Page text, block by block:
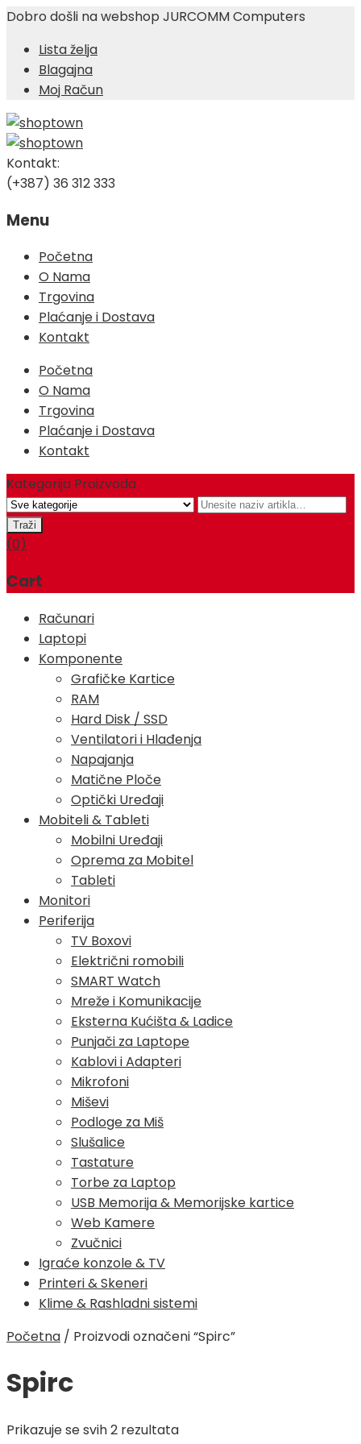
Dobro došli na webshop JURCOMM Computers
Lista želja
Blagajna
Moj Račun
Kontakt:
(+387) 36 312 333
Menu
Skip
content
Početna
O Nama
Trgovina
Plaćanje i Dostava
Kontakt
Početna
O Nama
Trgovina
Plaćanje i Dostava
Kontakt
Kategorija Proizvoda
(0)
Cart
Računari
Laptopi
Komponente
Grafičke Kartice
RAM
Hard Disk / SSD
Ventilatori i Hlađenja
Napajanja
Matične Ploče
Optički Uređaji
Mobiteli & Tableti
Mobilni Uređaji
Oprema za Mobitel
Tableti
Monitori
Periferija
TV Boxovi
Električni romobili
SMART Watch
Mreže i Komunikacije
Eksterna Kućišta & Ladice
Punjači za Laptope
Kablovi i Adapteri
Mikrofoni
Miševi
Podloge za Miš
Slušalice
Tastature
Torbe za Laptop
USB Memorija & Memorijske kartice
Web Kamere
Zvučnici
Igraće konzole & TV
Printeri & Skeneri
Klime & Rashladni sistemi
Početna / Proizvodi označeni “Spirc”
Spirc
Prikazuje se svih 2 rezultataPoredano